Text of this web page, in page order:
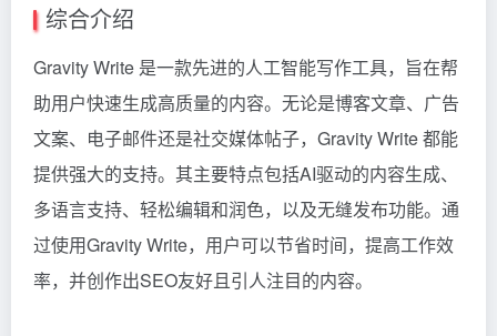
综合介绍
Gravity Write 是一款先进的人工智能写作工具，旨在帮
助用户快速生成高质量的内容。无论是博客文章、广告
文案、电子邮件还是社交媒体帖子，Gravity Write 都能
提供强大的支持。其主要特点包括AI驱动的内容生成、
多语言支持、轻松编辑和润色，以及无缝发布功能。通
过使用Gravity Write，用户可以节省时间，提高工作效
率，并创作出SEO友好且引人注目的内容。